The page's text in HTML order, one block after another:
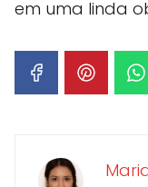
em uma linda